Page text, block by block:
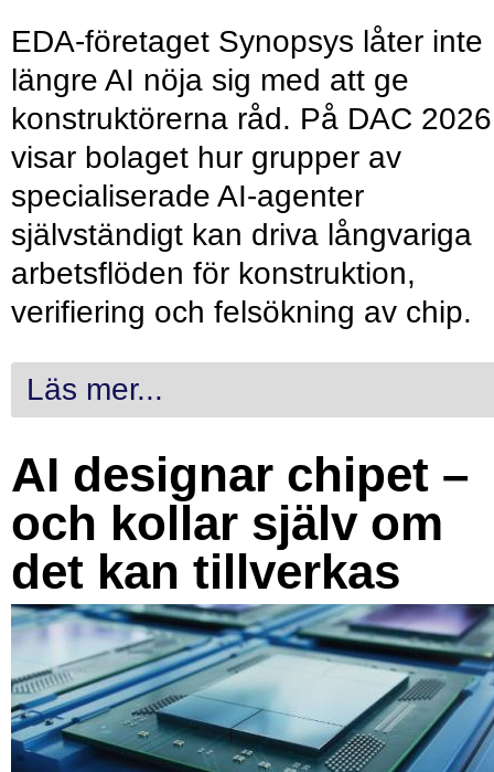
EDA-företaget Synopsys låter inte
längre AI nöja sig med att ge
konstruktörerna råd. På DAC 2026
visar bolaget hur grupper av
specialiserade AI-agenter
självständigt kan driva långvariga
arbetsflöden för konstruktion,
verifiering och felsökning av chip.
Läs mer...
AI designar chipet –
och kollar själv om
det kan tillverkas